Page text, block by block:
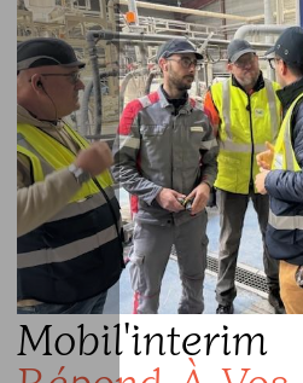
Mobil'interim